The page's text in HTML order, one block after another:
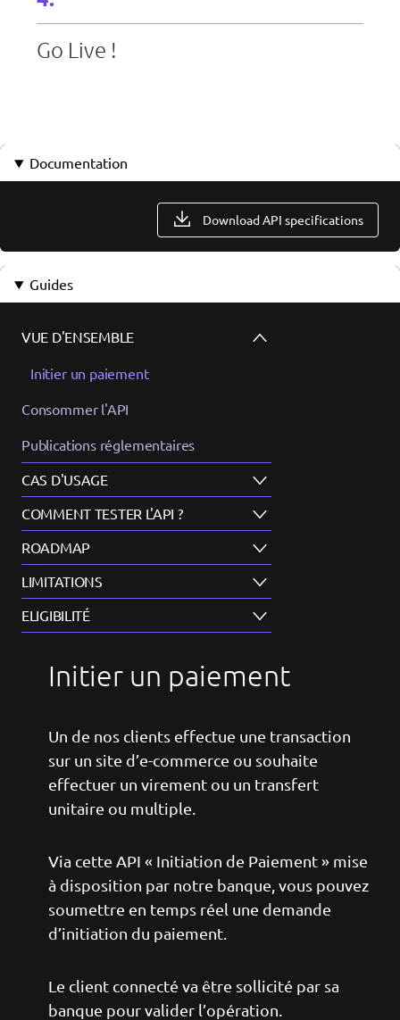
Go Live !
Documentation
Download API specifications
Guides
VUE D'ENSEMBLE
Initier un paiement
Consommer l'API
Publications réglementaires
CAS D'USAGE
COMMENT TESTER L'API ?
ROADMAP
LIMITATIONS
ELIGIBILITÉ
Initier un paiement
Un de nos clients effectue une transaction
sur un site d’e-commerce ou souhaite
effectuer un virement ou un transfert
unitaire ou multiple.
Via cette API « Initiation de Paiement » mise
à disposition par notre banque, vous pouvez
soumettre en temps réel une demande
d’initiation du paiement.
Le client connecté va être sollicité par sa
banque pour valider l’opération.